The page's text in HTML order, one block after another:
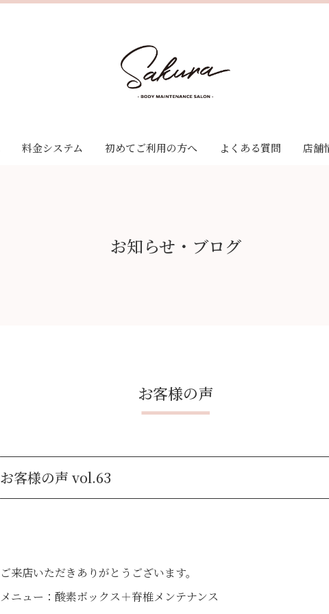
料金システム 初めてご利用の方へ よくある質問 店舗
お知らせ・ブログ
お客様の声
お客様の声 vol.63
ご来店いただきありがとうございます。
メニュー：酸素ボックス＋脊椎メンテナンス